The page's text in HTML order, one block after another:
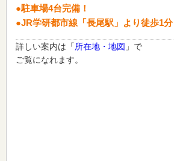
●駐車場4台完備！
●JR学研都市線「長尾駅」より徒歩1分
詳しい案内は「所在地・地図 」で
ご覧になれます。